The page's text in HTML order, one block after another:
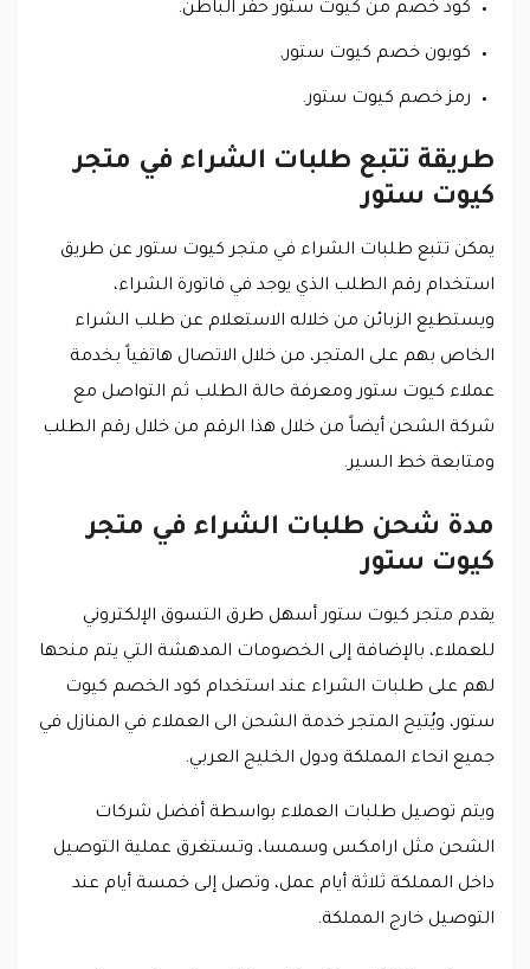
كود خصم من كيوت ستور حفر الباطن.
كوبون خصم كيوت ستور,
رمز خصم كيوت ستور.
طريقة تتبع طلبات الشراء في متجر
كيوت ستور
يمكن تتبع طلبات الشراء في متجر كيوت ستور عن طريق
استخدام رقم الطلب الذي يوجد في فاتورة الشراء،
ويستطيع الزبائن من خلاله الاستعلام عن طلب الشراء
الخاص بهم على المتجر، من خلال الاتصال هاتفياً بخدمة
عملاء كيوت ستور ومعرفة حالة الطلب ثم التواصل مع
شركة الشحن أيضاً من خلال هذا الرقم من خلال رقم الطلب
ومتابعة خط السير.
مدة شحن طلبات الشراء في متجر
كيوت ستور
يقدم متجر كيوت ستور أسهل طرق التسوق الإلكتروني
للعملاء، بالإضافة إلى الخصومات المدهشة التي يتم منحها
لهم على طلبات الشراء عند استخدام كود الخصم كيوت
ستور، ويُتيح المتجر خدمة الشحن الى العملاء في المنازل في
جميع انحاء المملكة ودول الخليج العربي.
ويتم توصيل طلبات العملاء بواسطة أفضل شركات
الشحن مثل ارامكس وسمسا، وتستغرق عملية التوصيل
داخل المملكة ثلاثة أيام عمل، وتصل إلى خمسة أيام عند
التوصيل خارج المملكة.